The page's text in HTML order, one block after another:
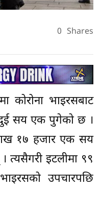
0 Shares
कोरोना भाइरसबाट
सय एक पुगेको छ ।
१७ हजार एक सय
त्यसैगरी इटलीमा ९९
उपचारपछि